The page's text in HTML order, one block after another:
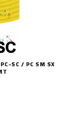
SC / PC SM SX